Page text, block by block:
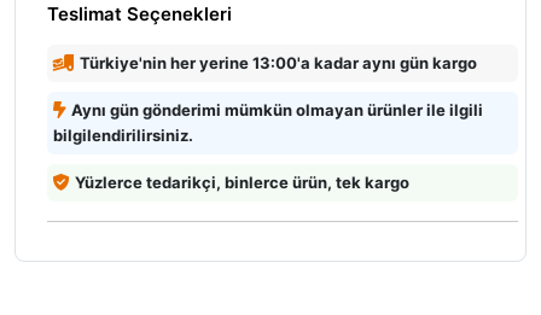
Teslimat Seçenekleri
Türkiye'nin her yerine 13:00'a kadar aynı gün kargo
Aynı gün gönderimi mümkün olmayan ürünler ile ilgili
bilgilendirilirsiniz.
Yüzlerce tedarikçi, binlerce ürün, tek kargo